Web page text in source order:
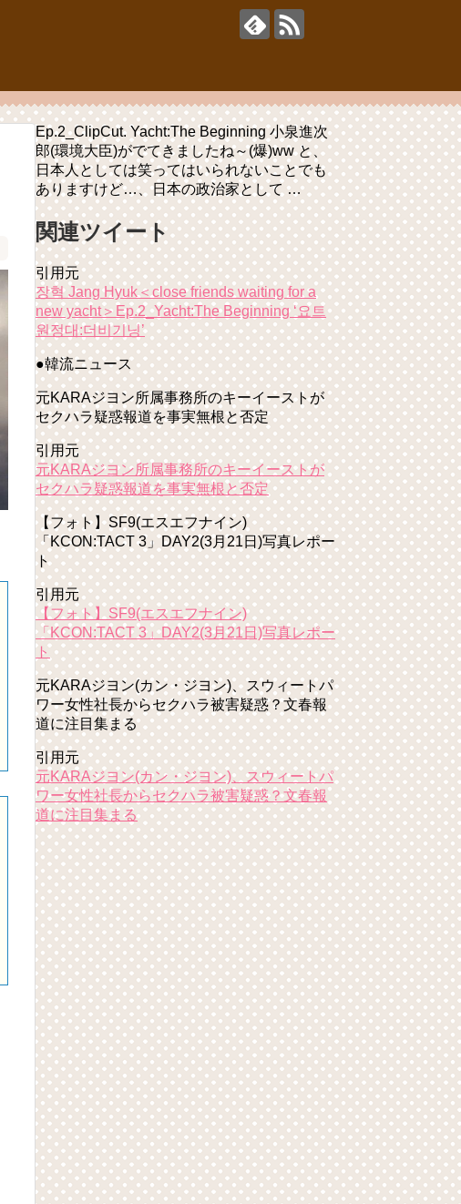
Ep.2_ClipCut. Yacht:The Beginning 小泉進次
郎(環境大臣)がでてきましたね～(爆)ww と、
日本人としては笑ってはいられないことでも
ありますけど…、日本の政治家として …
関連ツイート
引用元
장혁 Jang Hyuk＜close friends waiting for a
new yacht＞Ep.2_Yacht:The Beginning ‘요트
원정대:더비기닝’
●韓流ニュース
元KARAジヨン所属事務所のキーイーストが
セクハラ疑惑報道を事実無根と否定
引用元
元KARAジヨン所属事務所のキーイーストが
セクハラ疑惑報道を事実無根と否定
【フォト】SF9(エスエフナイン)
「KCON:TACT 3」DAY2(3月21日)写真レポー
ト
引用元
【フォト】SF9(エスエフナイン)
「KCON:TACT 3」DAY2(3月21日)写真レポー
ト
元KARAジヨン(カン・ジヨン)、スウィートパ
ワー女性社長からセクハラ被害疑惑？文春報
道に注目集まる
引用元
元KARAジヨン(カン・ジヨン)、スウィートパ
ワー女性社長からセクハラ被害疑惑？文春報
道に注目集まる